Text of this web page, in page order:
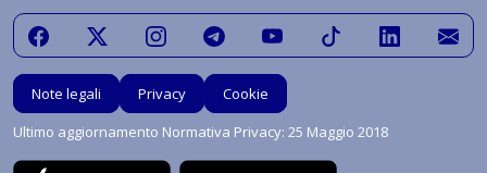
Note legali Privacy
Cookie
Ultimo aggiornamento Normativa Privacy: 25 Maggio 2018